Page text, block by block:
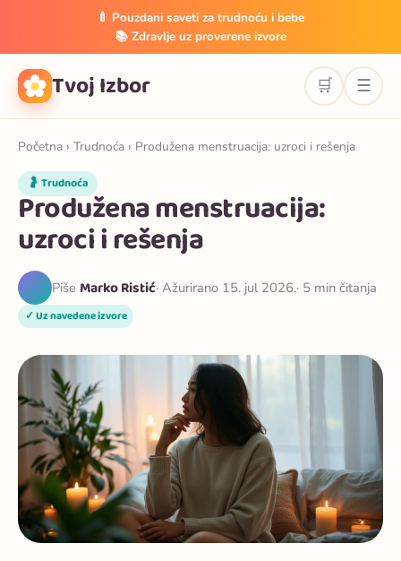
🍼 Pouzdani saveti za trudnoću i bebe
📚 Zdravlje uz proverene izvore
Tvoj Izbor 🛒 ☰
Početna › Trudnoća › Produžena menstruacija: uzroci i rešenja
🤰 Trudnoća
Produžena menstruacija:
uzroci i rešenja
Piše Marko Ristić· Ažurirano 15. jul 2026.· 5 min čitanja
✓ Uz navedene izvore